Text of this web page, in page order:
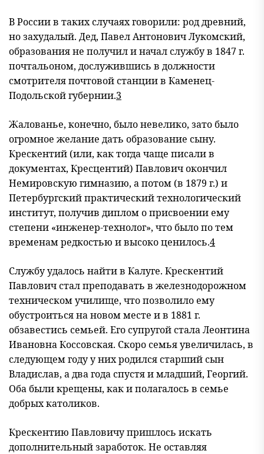
В России в таких случаях говорили: род древний,
но захудалый. Дед, Павел Антонович Лукомский,
образования не получил и начал службу в 1847 г.
почтальоном, дослужившись в должности
смотрителя почтовой станции в Каменец-
Подольской губернии.3
Жалованье, конечно, было невелико, зато было
огромное желание дать образование сыну.
Крескентий (или, как тогда чаще писали в
документах, Кресцентий) Павлович окончил
Немировскую гимназию, а потом (в 1879 г.) и
Петербургский практический технологический
институт, получив диплом о присвоении ему
степени «инженер-технолог», что было по тем
временам редкостью и высоко ценилось.4
Службу удалось найти в Калуге. Крескентий
Павлович стал преподавать в железнодорожном
техническом училище, что позволило ему
обустроиться на новом месте и в 1881 г.
обзавестись семьей. Его супругой стала Леонтина
Ивановна Коссовская. Скоро семья увеличилась, в
следующем году у них родился старший сын
Владислав, а два года спустя и младший, Георгий.
Оба были крещены, как и полагалось в семье
добрых католиков.
Крескентию Павловичу пришлось искать
дополнительный заработок. Не оставляя